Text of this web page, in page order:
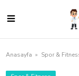
content
Anasayfa » Spor &